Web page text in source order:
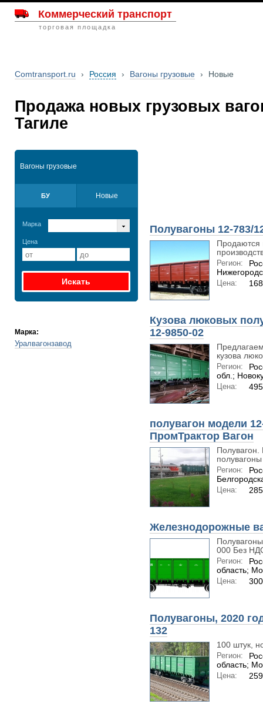
Коммерческий транспорт
торговая площадка
Comtransport.ru › Россия › Вагоны грузовые › Новые
Продажа новых грузовых
Тагиле
Вагоны грузовые
БУ Новые
Марка
Цена
Марка:
Уралвагонзавод
Полувагоны 12-783/
Продаются
Регион:
Цена:
Кузова люковых
12-9850-02
кузова
Регион:
обл.;
Цена:
полувагон модели
ПромТрактор Вагон
Регион:
Цена:
Железнодорожные
000 Без
Регион:
область;
Цена:
Полувагоны, 2020
132
100 штук,
Регион:
область;
Цена: